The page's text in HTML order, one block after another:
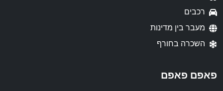
רכבים
מעבר בין מדינות
השכרה בחורף
פאפם פאפם